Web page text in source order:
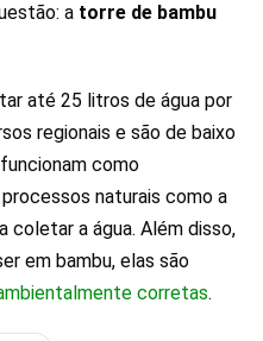
a torre de bambu
até 25 litros de água por
regionais e são de baixo
como
naturais como a
coletar a água. Além disso,
em bambu, elas são
corretas.